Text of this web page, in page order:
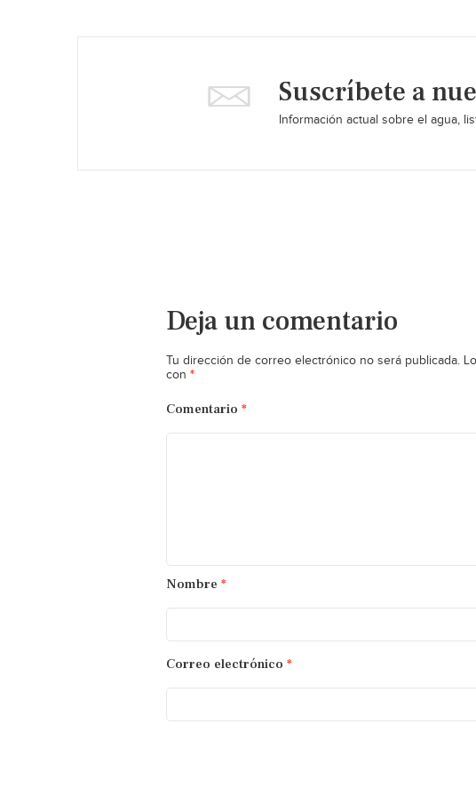
Suscríbete a
Información actual sobre el agua,
Deja un comentario
Tu dirección de correo electrónico no será publicada.
con *
Comentario *
Nombre *
Correo electrónico *